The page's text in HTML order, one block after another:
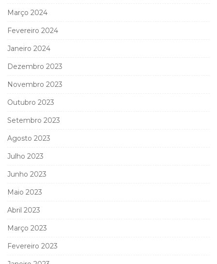
Março 2024
Fevereiro 2024
Janeiro 2024
Dezembro 2023
Novembro 2023
Outubro 2023
Setembro 2023
Agosto 2023
Julho 2023
Junho 2023
Maio 2023
Abril 2023
Março 2023
Fevereiro 2023